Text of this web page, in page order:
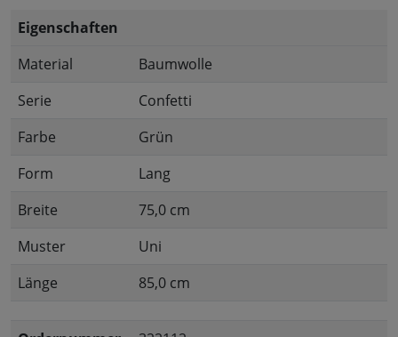
Eigenschaften
Material
Baumwolle
Serie
Confetti
Farbe
Grün
Form
Lang
Breite
75,0 cm
Muster
Uni
Länge
85,0 cm